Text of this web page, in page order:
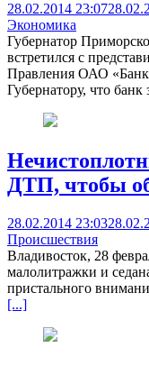
28.02.2014 23:07
Экономика
Губернатор
встретился с
Правления ОАО
Губернатору, что
ДТП, чтобы
28.02.2014 23:03
Происшествия
Владивосток, 28
малолитражки и
пристального
[...]